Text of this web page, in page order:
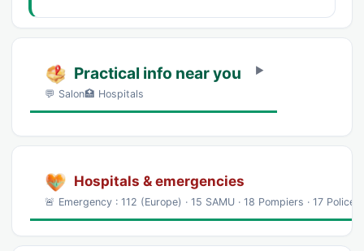
Practical info near you
💬 Salon🏥 Hospitals
Hospitals & emergencies
🚨 Emergency : 112 (Europe) · 15 SAMU · 18 Pompiers · 17